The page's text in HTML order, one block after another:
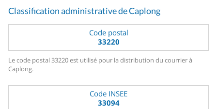
Classification administrative de Caplong
Code postal
33220
Le code postal 33220 est utilisé pour la distribution du courrier à
Caplong.
Code INSEE
33094